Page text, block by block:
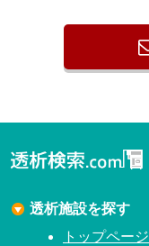
透析施設を探す
トップページ